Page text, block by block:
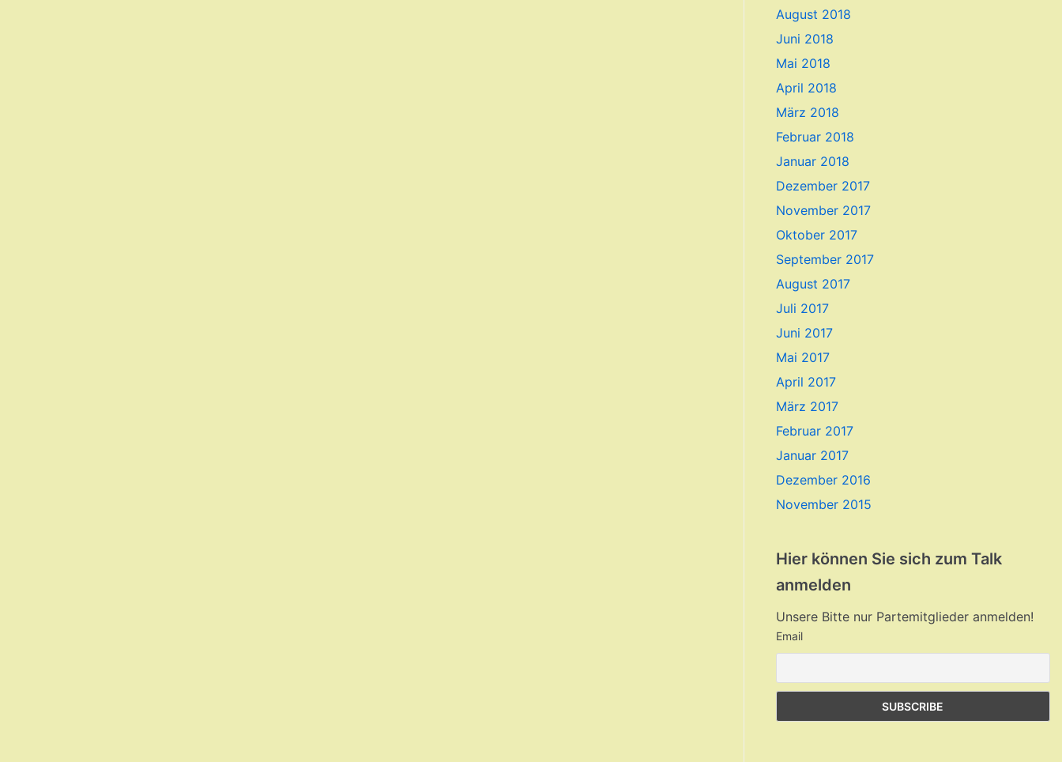
August 2018
Juni 2018
Mai 2018
April 2018
März 2018
Februar 2018
Januar 2018
Dezember 2017
November 2017
Oktober 2017
September 2017
August 2017
Juli 2017
Juni 2017
Mai 2017
April 2017
März 2017
Februar 2017
Januar 2017
Dezember 2016
November 2015
Hier können Sie sich zum Talk
anmelden
Unsere Bitte nur Partemitglieder anmelden!
Email